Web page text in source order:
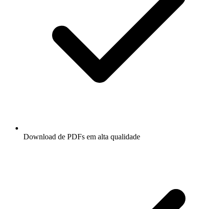
Download de PDFs em alta qualidade